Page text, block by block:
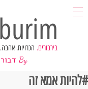
בירבורים. הכרויות.
By
#להיות אמא זה